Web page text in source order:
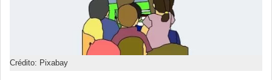
Crédito: Pixabay